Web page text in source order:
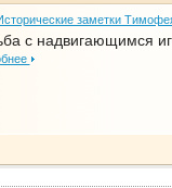
заметки
с надвигающимся